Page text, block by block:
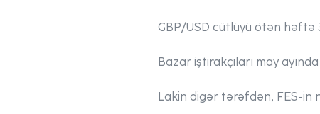
GBP/USD cütlüyü ötən həftə
Bazar iştirakçıları may
Lakin digər tərəfdən, FES-in